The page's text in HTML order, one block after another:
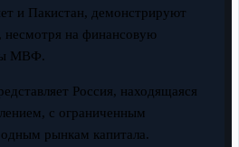
и Пакистан, демонстрируют
несмотря на финансовую
МВФ.
Россия, находящаяся
с ограниченным
рынкам капитала.